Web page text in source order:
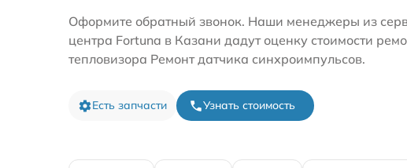
Оформите обратный звонок. Наши менеджеры из
центра Fortuna в Казани дадут оценку стоимости
тепловизора Ремонт датчика синхроимпульсов.
Есть запчасти Узнать стоимость